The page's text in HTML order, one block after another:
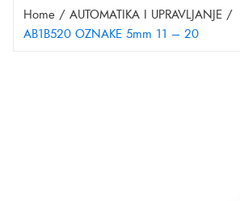
Home / AUTOMATIKA I UPRAVLJANJE /
AB1B520 OZNAKE 5mm 11 – 20